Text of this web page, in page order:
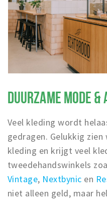
DUURZAME MODE &
Veel kleding wordt
gedragen. Gelukkig
kleding en krijgt veel
tweedehandswinkels
Vintage, Nextbynic en
niet alleen geld, maar